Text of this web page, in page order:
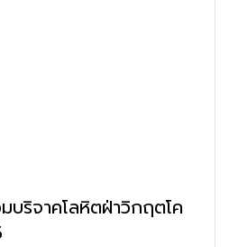
ริจาคโลหิตฝ่าวิกฤตโค